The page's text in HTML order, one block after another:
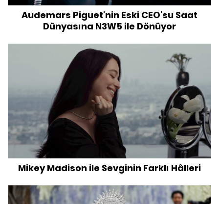
Audemars Piguet'nin Eski CEO'su Saat
Dünyasına N3W5 ile Dönüyor
Mikey Madison ile Sevginin Farklı Hâlleri